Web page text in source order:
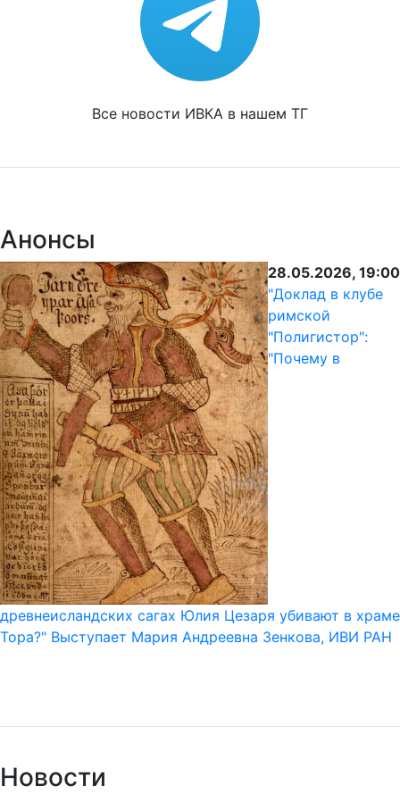
Все новости ИВКА в нашем ТГ
Анонсы
28.05.2026, 19:00
"Доклад в клубе
римской
"Полигистор":
"Почему в
древнеисландских сагах Юлия Цезаря убивают в храме
Тора?" Выступает Мария Андреевна Зенкова, ИВИ РАН
Новости